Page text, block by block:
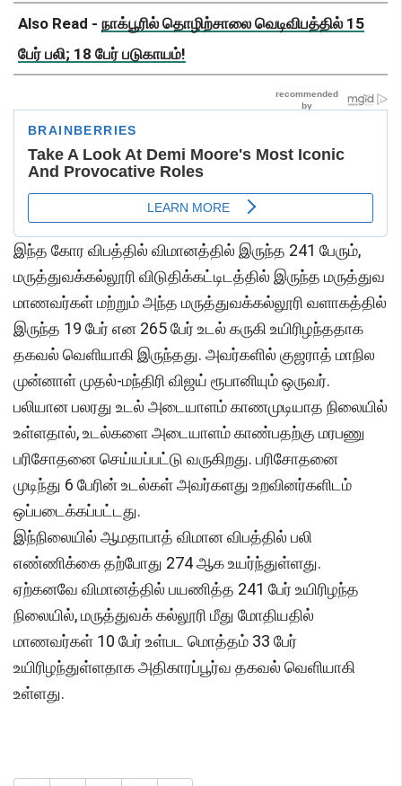
Also Read - நாக்பூரில் தொழிற்சாலை வெடிவிபத்தில் 15
பேர் பலி; 18 பேர் படுகாயம்!
இந்த கோர விபத்தில் விமானத்தில் இருந்த 241 பேரும்,
மருத்துவக்கல்லூரி விடுதிக்கட்டிடத்தில் இருந்த மருத்துவ
மாணவர்கள் மற்றும் அந்த மருத்துவக்கல்லூரி வளாகத்தில்
இருந்த 19 பேர் என 265 பேர் உடல் கருகி உயிரிழந்ததாக
தகவல் வெளியாகி இருந்தது. அவர்களில் குஜராத் மாநில
முன்னாள் முதல்-மந்திரி விஜய் ரூபானியும் ஒருவர்.
பலியான பலரது உடல் அடையாளம் காணமுடியாத நிலையில்
உள்ளதால், உடல்களை அடையாளம் காண்பதற்கு மரபணு
பரிசோதனை செய்யப்பட்டு வருகிறது. பரிசோதனை
முடிந்து 6 பேரின் உடல்கள் அவர்களது உறவினர்களிடம்
ஒப்படைக்கப்பட்டது.
இந்நிலையில் ஆமதாபாத் விமான விபத்தில் பலி
எண்ணிக்கை தற்போது 274 ஆக உயர்ந்துள்ளது.
ஏற்கனவே விமானத்தில் பயணித்த 241 பேர் உயிரிழந்த
நிலையில், மருத்துவக் கல்லூரி மீது மோதியதில்
மாணவர்கள் 10 பேர் உள்பட மொத்தம் 33 பேர்
உயிரிழந்துள்ளதாக அதிகாரப்பூர்வ தகவல் வெளியாகி
உள்ளது.